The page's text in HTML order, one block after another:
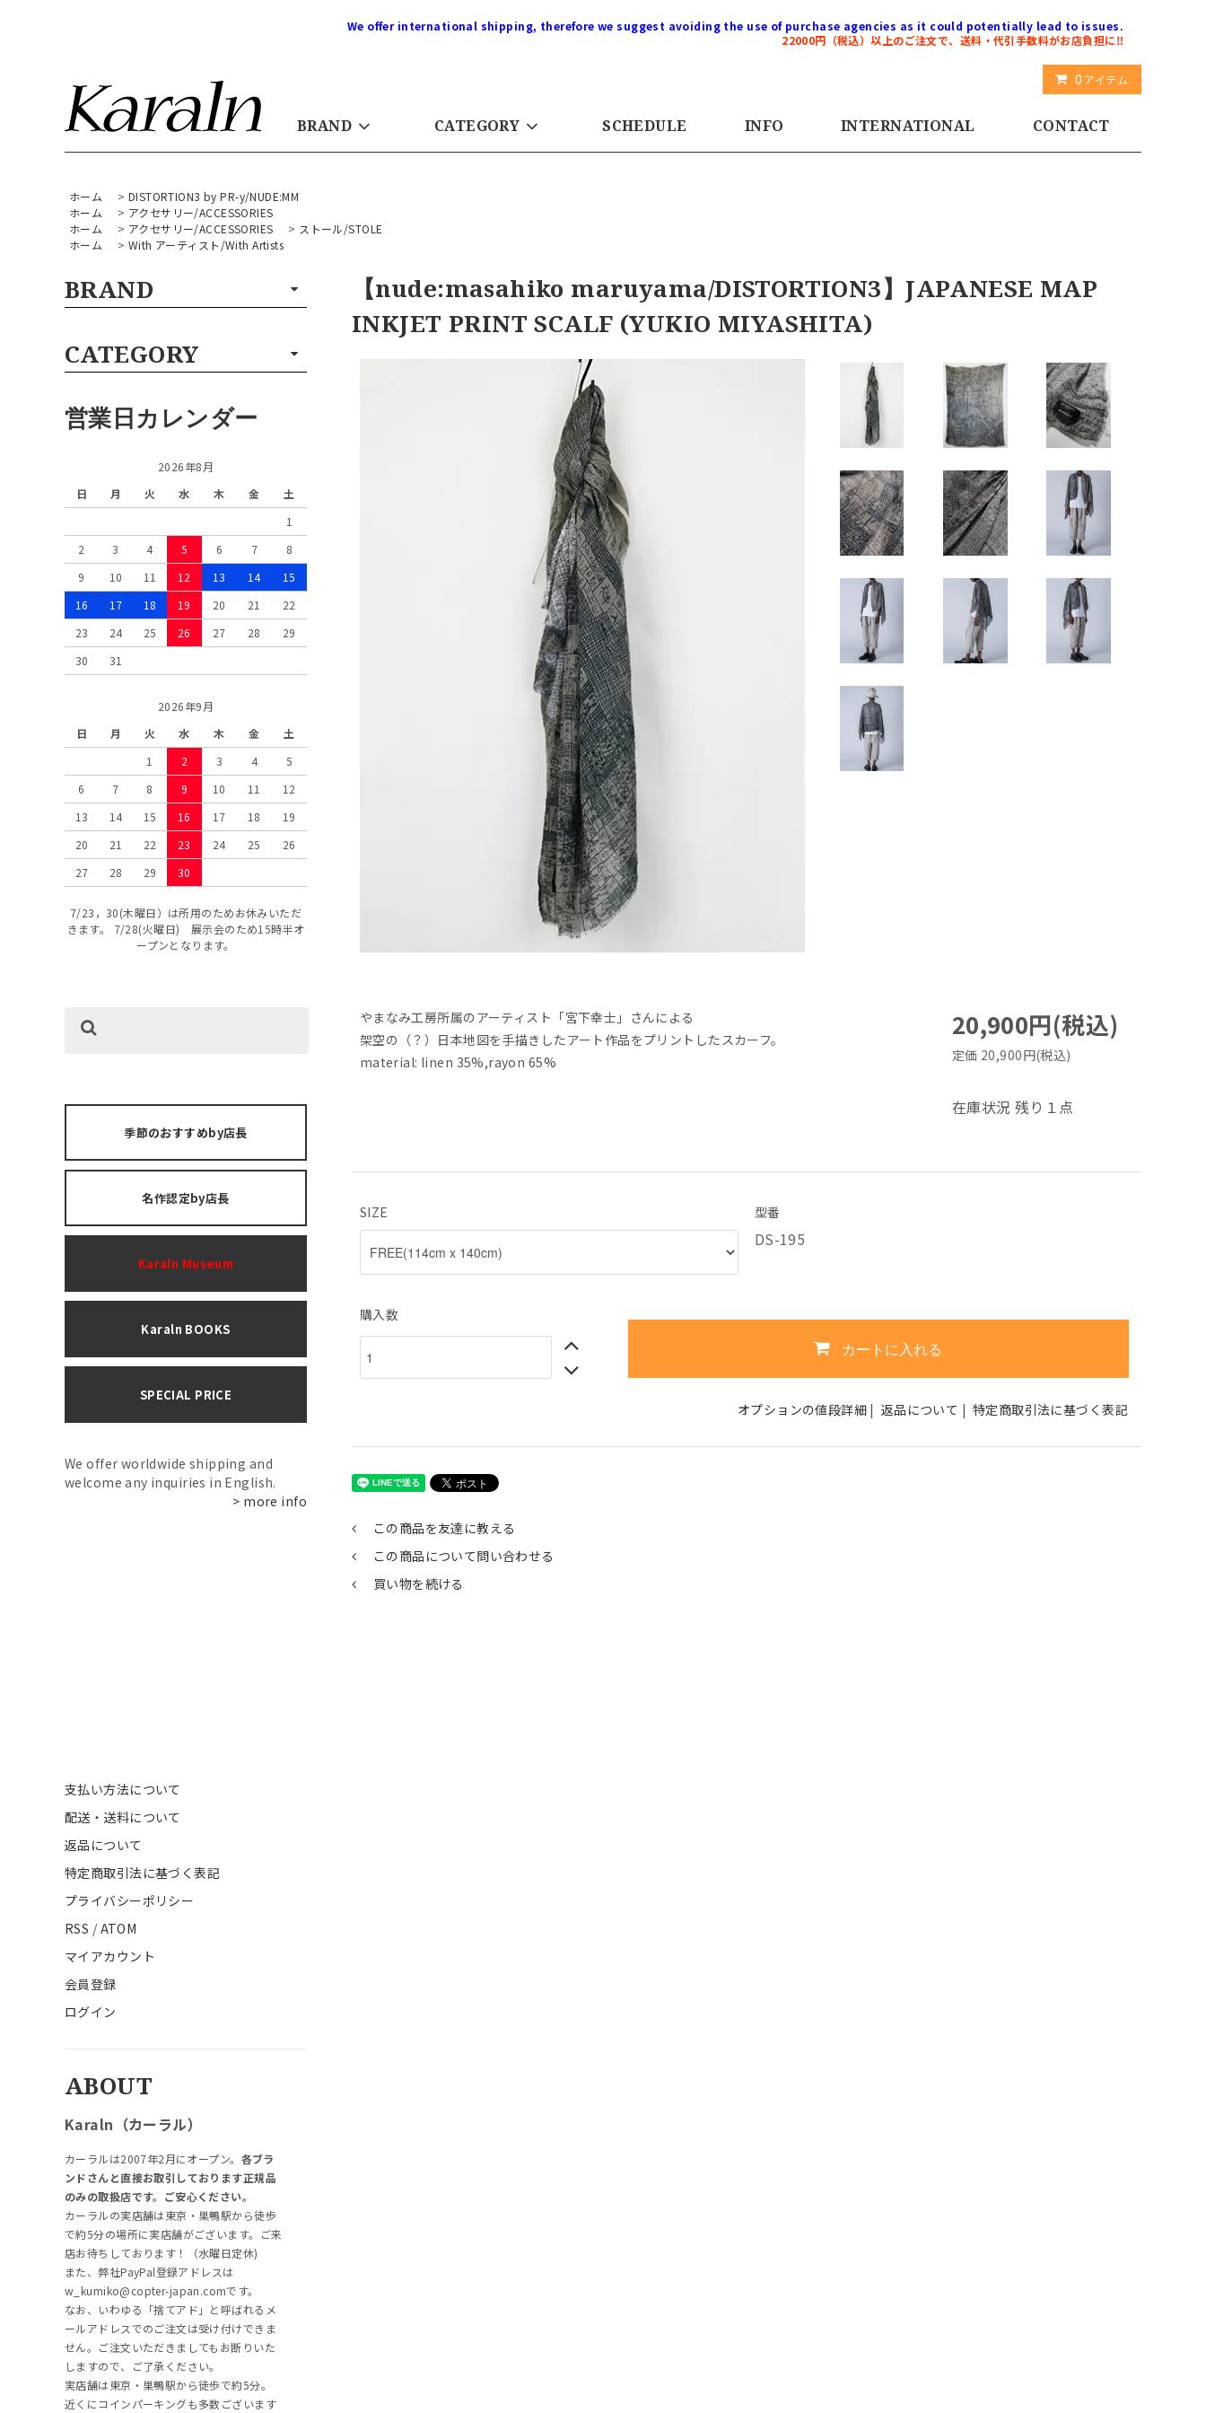
We offer international shipping, therefore we suggest avoiding the use of purchase agencies as it could potentially lead to issues.
22000円（税込）以上のご注文で、送料・代引手数料がお店負担に‼️
0 アイテム
BRAND CATEGORY SCHEDULE INFO INTERNATIONAL CONTACT
ホーム > DISTORTION3 by PR-y/NUDE:MM
ホーム
> アクセサリー/ACCESSORIES
ホーム
> アクセサリー/ACCESSORIES > ストール/STOLE
ホーム
> With アーティスト/With Artists
BRAND
CATEGORY
営業日カレンダー
2026年8月
日
月 火 水 木 金
土
1
2
3 4 5 6 7
8
9
10 11 12 13 14
15
16
17 18 19 20 21
22
23
24 25 26 27 28
29
30
31
2026年9月
日
月 火 水 木 金
土
1
2 3 4
5
6
7 8 9 10 11
12
13
14 15 16 17 18
19
20
21 22 23 24 25
26
27
28 29 30
7/23，30(木曜日）は所用のためお休みいただ
きます。 7/28(火曜日) 展示会のため15時半オ
ープンとなります。
季節のおすすめby店長
名作認定by店長
Karaln Museum
Karaln BOOKS
SPECIAL PRICE
We offer worldwide shipping and
welcome any inquiries in English.
> more info
支払い方法について
配送・送料について
返品について
特定商取引法に基づく表記
プライバシーポリシー
RSS / ATOM
マイアカウント
会員登録
ログイン
ABOUT
Karaln（カーラル）
カーラルは2007年2月にオープン。 各ブラ
ンドさんと直接お取引しております正規品
のみの取扱店です。ご安心ください。
カーラルの実店舗は東京・巣鴨駅から徒歩
で約5分の場所に実店舗がございます。ご来
店お待ちしております！（水曜日定休)
また、弊社PayPal登録アドレスは
w_kumiko@copter-japan.comです。
なお、いわゆる「捨てアド」と呼ばれるメ
ールアドレスでのご注文は受け付けできま
せん。ご注文いただきましてもお断りいた
しますので、ご了承ください。
実店舗は東京・巣鴨駅から徒歩で約5分。
近くにコインパーキングも多数ございます
【nude:masahiko maruyama/DISTORTION3】JAPANESE MAP
INKJET PRINT SCALF (YUKIO MIYASHITA)
やまなみ工房所属のアーティスト「宮下幸士」さんによる
架空の（？）日本地図を手描きしたアート作品をプリントしたスカーフ。
material: linen 35%,rayon 65%
20,900円(税込)
定価 20,900円(税込)
在庫状況 残り１点
SIZE 型番
DS-195
購入数
カートに入れる
オプションの値段詳細 | 返品について | 特定商取引法に基づく表記
この商品を友達に教える
この商品について問い合わせる
買い物を続ける